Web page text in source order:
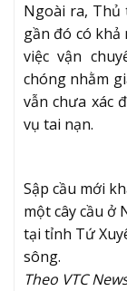
Ngoài ra, Thủ
gần đó có
việc vận
chóng nhằm
vẫn chưa xác
vụ tai nạn.
Sập cầu mới
một cây cầu ở
tại tỉnh Tứ
sông.
Theo VTC